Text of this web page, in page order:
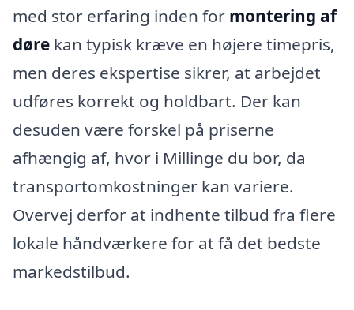
med stor erfaring inden for montering af
døre kan typisk kræve en højere timepris,
men deres ekspertise sikrer, at arbejdet
udføres korrekt og holdbart. Der kan
desuden være forskel på priserne
afhængig af, hvor i Millinge du bor, da
transportomkostninger kan variere.
Overvej derfor at indhente tilbud fra flere
lokale håndværkere for at få det bedste
markedstilbud.